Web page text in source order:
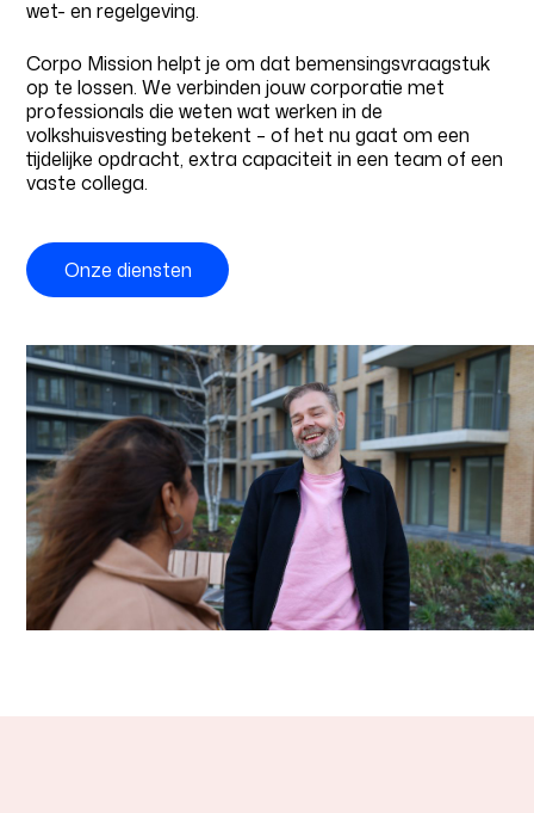
Home
Vacatures
Diensten
Kennisbank
Over ons
Contact
wet- en regelgeving.
Corpo Mission helpt je om dat bemensingsvraagstuk
op te lossen. We verbinden jouw corporatie met
professionals die weten wat werken in de
volkshuisvesting betekent – of het nu gaat om een
tijdelijke opdracht, extra capaciteit in een team of een
vaste collega.
Onze diensten